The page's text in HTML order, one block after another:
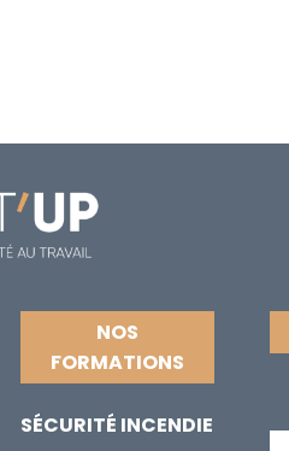
NOS
FORMATIONS
SÉCURITÉ INCENDIE